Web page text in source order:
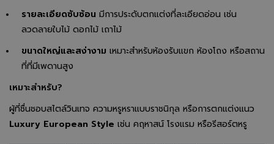
รายละเอียดซับซ้อน มีการประดับตกแต่งที่ละเอียดอ่อน เช่น
ลวดลายใบไม้ ดอกไม้ เถาไม้
ขนาดใหญ่และสง่างาม เหมาะสำหรับห้องรับแขก ห้องโถง หรือสถาน
ที่ที่มีเพดานสูง
เหมาะสำหรับ?
ผู้ที่ชื่นชอบสไตล์วินเทจ ความหรูหราแบบราชนิกุล หรือการตกแต่งแนว
Luxury European Style เช่น คฤหาสน์ โรงแรม หรือรีสอร์ตหรู